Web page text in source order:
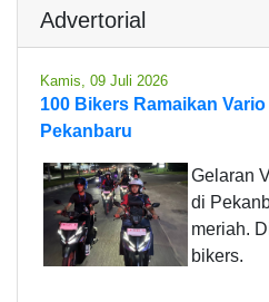
Advertorial
Kamis, 09 Juli 2026
100 Bikers Ramaikan
Pekanbaru
Gelaran
di
meriah.
bikers.